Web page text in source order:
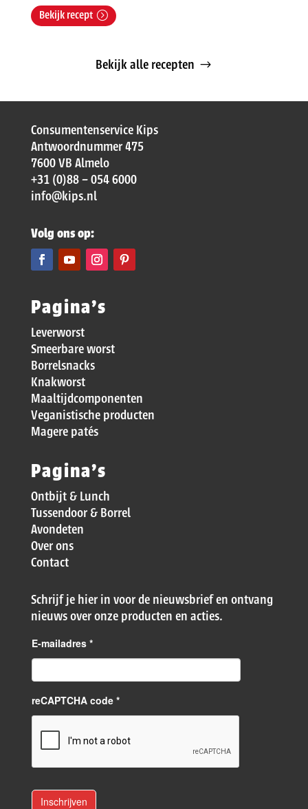
Bekijk recept
Bekijk alle recepten
Consumentenservice Kips
Antwoordnummer 475
7600 VB Almelo
+31 (0)88 – 054 6000
info@kips.nl
Volg ons op:
Pagina’s
Leverworst
Smeerbare worst
Borrelsnacks
Knakworst
Maaltijdcomponenten
Veganistische producten
Magere patés
Pagina’s
Ontbijt & Lunch
Tussendoor & Borrel
Avondeten
Over ons
Contact
Schrijf je hier in voor de nieuwsbrief en ontvang
nieuws over onze producten en acties.
E-mailadres *
reCAPTCHA code *